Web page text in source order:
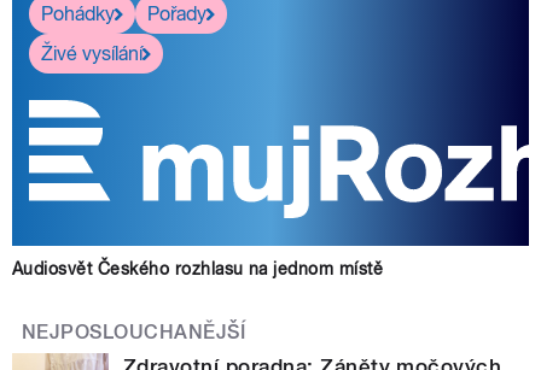
Pohádky
Pořady
Živé vysílání
Audiosvět Českého rozhlasu na jednom místě
NEJPOSLOUCHANĚJŠÍ